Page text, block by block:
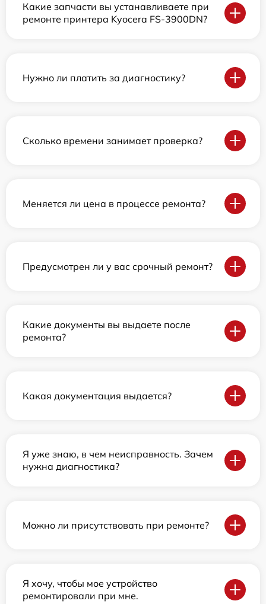
Какие запчасти вы устанавливаете при
ремонте принтера Kyocera FS-3900DN?
Нужно ли платить за диагностику?
Сколько времени занимает проверка?
Меняется ли цена в процессе ремонта?
Предусмотрен ли у вас срочный ремонт?
Какие документы вы выдаете после
ремонта?
Какая документация выдается?
Я уже знаю, в чем неисправность. Зачем
нужна диагностика?
Можно ли присутствовать при ремонте?
Я хочу, чтобы мое устройство
ремонтировали при мне.